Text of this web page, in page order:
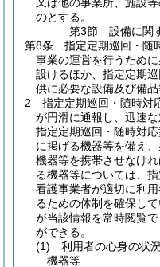
のとする。
第3節
設備に関
第8条
指定定期巡回・随
事業の運営を行うため
設けるほか、指定定期
供に必要な設備及び備
2
指定定期巡回・随時対
が円滑に通報し、迅速
指定定期巡回・随時対
に掲げる機器等を備え
機器等を携帯させなけれ
る機器等については、
看護事業者が適切に利
るための体制を確保し
が当該情報を常時閲覧
ができる。
(1)
利用者の心身の状
機器等